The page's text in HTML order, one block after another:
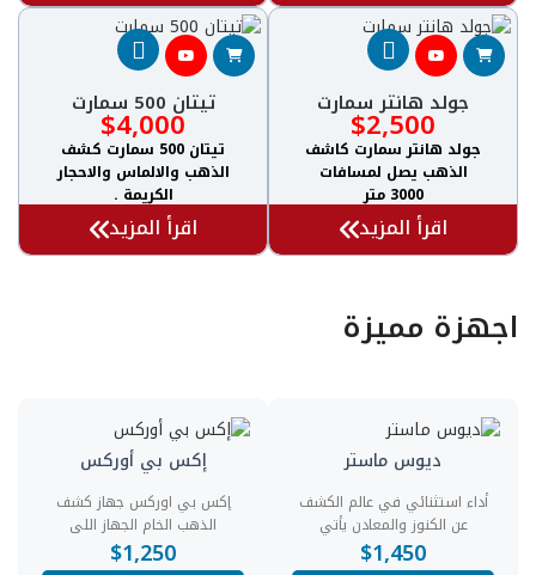
جولد هانتر سمارت
$2,500
جولد هانتر سمارت كاشف
الذهب يصل لمسافات
3000 متر
اقرأ المزيد
تيتان 500 سمارت $4,000
تيتان 500 سمارت كشف
الذهب والالماس والاحجار
الكريمة .
اقرأ المزيد
اجهزة مميزة
ديوس ماستر
$1,450
أداء استثنائي في عالم الكشف
عن الكنوز والمعادن يأتي
إكس بي أوركس
$1,250
إكس بي اوركس جهاز كشف
الذهب الخام الجهاز اللى